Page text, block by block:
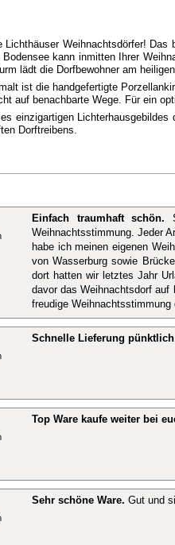
Weihnachtsdörfer!
kann inmitten Ihrer
lädt die Dorfbewohner am
ist die handgefertigte
auf benachbarte Wege. Für ein
einzigartigen
Dorftreibens.
Einfach traumhaft schön.
Weihnachtsstimmung. Jeder
habe ich meinen eigenen
von Wasserburg sowie
dort hatten wir letztes Jahr
davor das Weihnachtsdorf auf
freudige Weihnachtsstimmung
Schnelle Lieferung
Top Ware kaufe weiter bei
Sehr schöne Ware. Gut und